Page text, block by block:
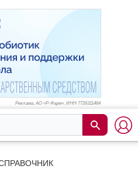
Реклама. АО «Р-Фарм», ИНН 7726311464